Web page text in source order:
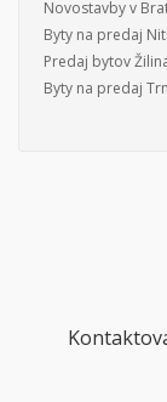
Novostavby v
Byty na predaj
Predaj bytov
Byty na predaj